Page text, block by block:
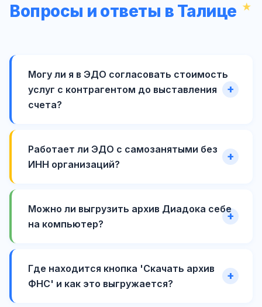
Вопросы и ответы в Талице
Могу ли я в ЭДО согласовать стоимость
услуг с контрагентом до выставления
счета?
Работает ли ЭДО с самозанятыми без
ИНН организаций?
Можно ли выгрузить архив Диадока себе
на компьютер?
Где находится кнопка 'Скачать архив
ФНС' и как это выгружается?